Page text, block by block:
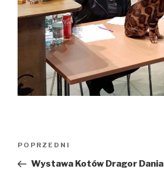
Poprzedni
wpis
POPRZEDNI
Wystawa Kotów Dragor Dania